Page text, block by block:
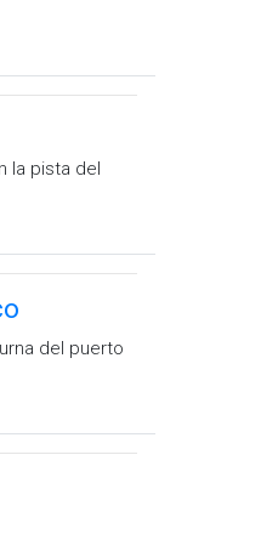
la pista del
del puerto